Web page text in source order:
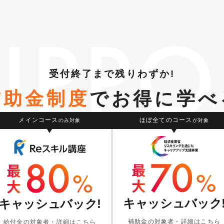
受付終了まで残りわずか!
金制度でお得に学べ
メインコース のみ対象
ャッシュバック!
給付金の対象者・詳細は こちら
ほぼ全てのコース が対象
キャッシュバック!
補助金の対象者・詳細は こちら